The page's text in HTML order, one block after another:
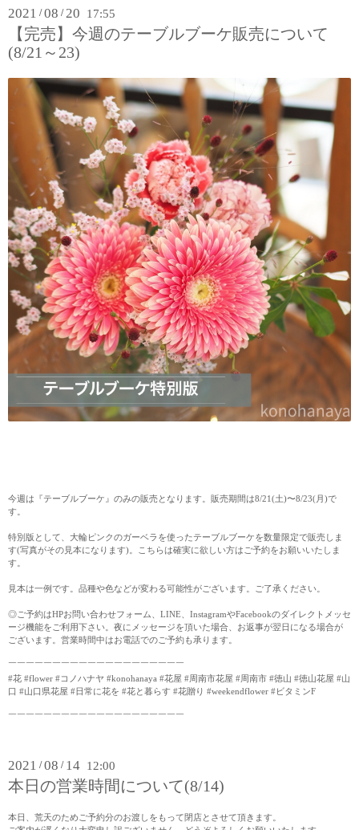
2021 /08 / 20 17:55
【完売】今週のテーブルブーケ販売について
(8/21～23)
今週は『テーブルブーケ』のみの販売となります。販売期間は8/21(土)〜8/23(月)で
す。
特別版として、大輪ピンクのガーベラを使ったテーブルブーケを数量限定で販売しま
す(写真がその見本になります)。こちらは確実に欲しい方はご予約をお願いいたしま
す。
見本は一例です。品種や色などが変わる可能性がございます。ご了承ください。
◎ご予約はHPお問い合わせフォーム、LINE、InstagramやFacebookのダイレクトメッセ
ージ機能をご利用下さい。夜にメッセージを頂いた場合、お返事が翌日になる場合が
ございます。営業時間中はお電話でのご予約も承ります。
￣￣￣￣￣￣￣￣￣￣￣￣￣￣￣￣￣￣￣￣
#花 #flower #コノハナヤ #konohanaya #花屋 #周南市花屋 #周南市 #徳山 #徳山花屋 #山
口 #山口県花屋 #日常に花を #花と暮らす #花贈り #weekendflower #ビタミンF
￣￣￣￣￣￣￣￣￣￣￣￣￣￣￣￣￣￣￣￣
2021 /08 / 14 12:00
本日の営業時間について(8/14)
本日、荒天のためご予約分のお渡しをもって閉店とさせて頂きます。